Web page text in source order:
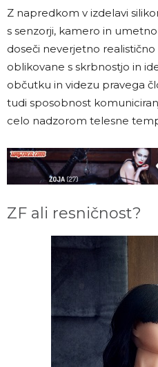
Z napredkom v izdelavi
s senzorji, kamero in
doseči neverjetno realistično
oblikovane s skrbnostjo in
občutku in videzu pravega
tudi sposobnost
celo nadzorom telesne
ZF ali resničnost?